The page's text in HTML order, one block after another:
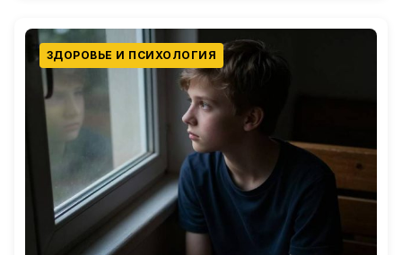
ЗДОРОВЬЕ И ПСИХОЛОГИЯ